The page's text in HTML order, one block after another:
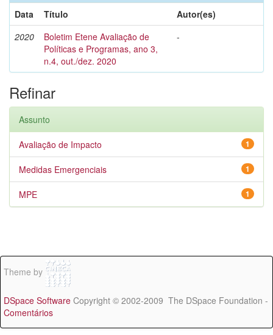
Data
Título
Autor(es)
2020
Boletim Etene Avaliação de
Políticas e Programas, ano 3,
n.4, out./dez. 2020
-
Refinar
Assunto
1
Avaliação de Impacto
1
Medidas Emergenciais
1
MPE
Theme by
DSpace Software Copyright © 2002-2009 The DSpace Foundation -
Comentários